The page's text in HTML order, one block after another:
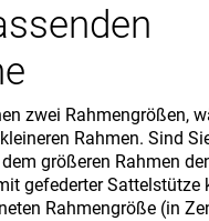
zwei Rahmengrößen,
Rahmen. Sind
größeren Rahmen
gefederter Sattelstütze
Rahmengröße (in